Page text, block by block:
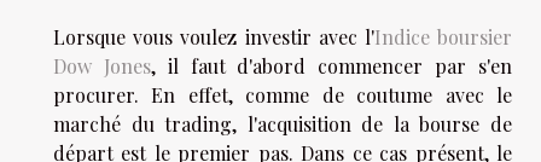
Lorsque vous voulez investir avec l'Indice boursier
Dow Jones, il faut d'abord commencer par s'en
procurer. En effet, comme de coutume avec le
marché du trading, l'acquisition de la bourse de
départ est le premier pas. Dans ce cas présent, le